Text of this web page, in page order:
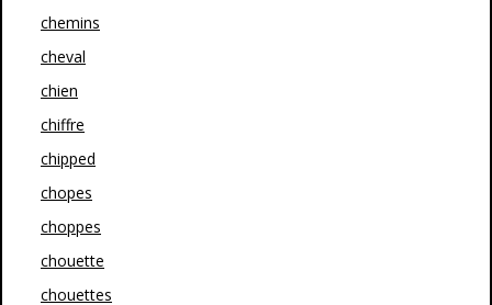
chemins
cheval
chien
chiffre
chipped
chopes
choppes
chouette
chouettes